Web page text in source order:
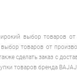
выбор товаров
товаров от
сделать заказ с
товаров бренда